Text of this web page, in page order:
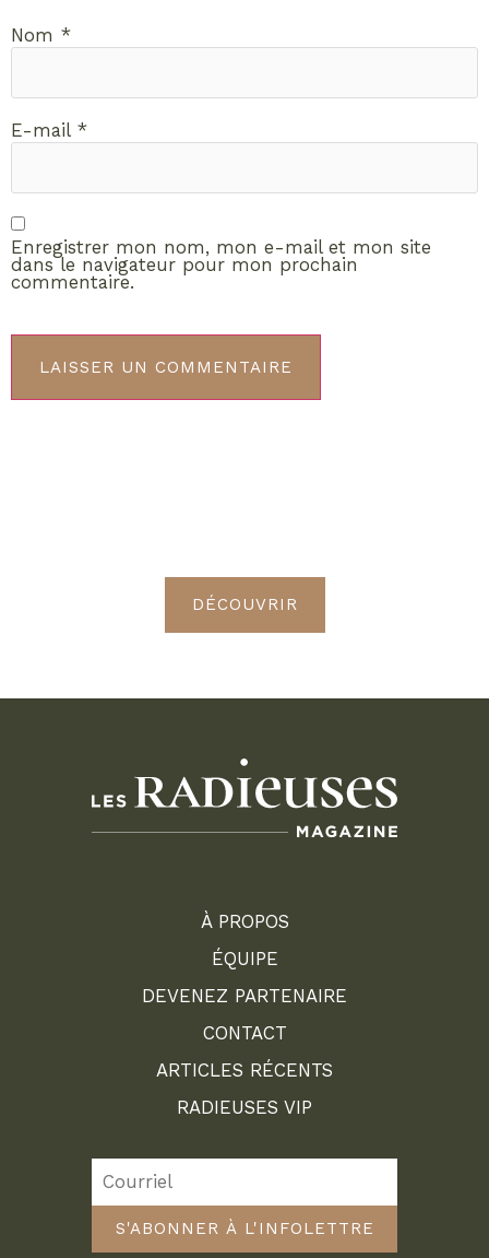
Nom *
E-mail *
Enregistrer mon nom, mon e-mail et mon site
dans le navigateur pour mon prochain
commentaire.
DÉCOUVRIR
À PROPOS
ÉQUIPE
DEVENEZ PARTENAIRE
CONTACT
ARTICLES RÉCENTS
RADIEUSES VIP
S'ABONNER À L'INFOLETTRE